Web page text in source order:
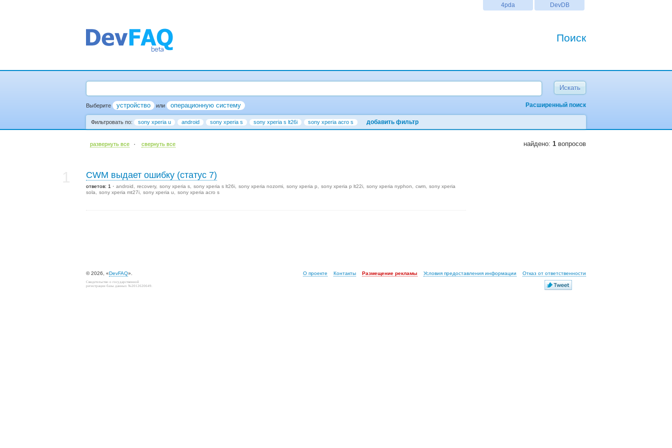
DevDB
4pda
Поиск
Выберите устройство Расширенный поиск
или операционную систему
Фильтровать по: sony xperia u android sony xperia s sony xperia s lt26i sony xperia acro s добавить фильтр
развернуть все · cвернуть все найдено: 1 вопросов
CWM выдает ошибку (статус 7)
ответов: 1 android recovery sony xperia s sony xperia s lt26i sony xperia nozomi sony xperia p sony xperia p lt22i sony xperia nyphon cwm
sony xperia
sola
sony xperia mt27i sony xperia u sony xperia acro s
© 2026, «DevFAQ». О проекте Контакты Размещение рекламы Условия предоставления информации Отказ от ответственности
Свидетельство о государственной
регистрации базы данных №2012620649.